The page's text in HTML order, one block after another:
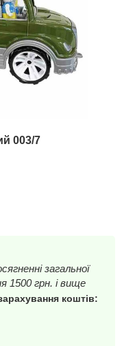
003/7
загальної
1500 грн. і вище
коштів: